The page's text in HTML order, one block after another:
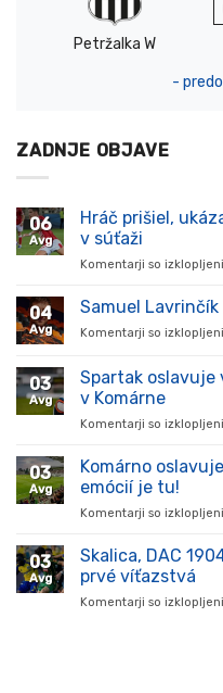
Petržalka W
-
ZADNJE OBJAVE
06
Avg
Hráč prišiel,
v súťaži
Komentarji so izklopljeni
04
Avg
Samuel Lavrinčík
Komentarji so izklopljeni
03
Avg
Spartak
v Komárne
Komentarji so izklopljeni
03
Avg
Komárno
emócií je tu!
Komentarji so izklopljeni
03
Avg
Skalica, DAC
prvé víťazstvá
Komentarji so izklopljeni